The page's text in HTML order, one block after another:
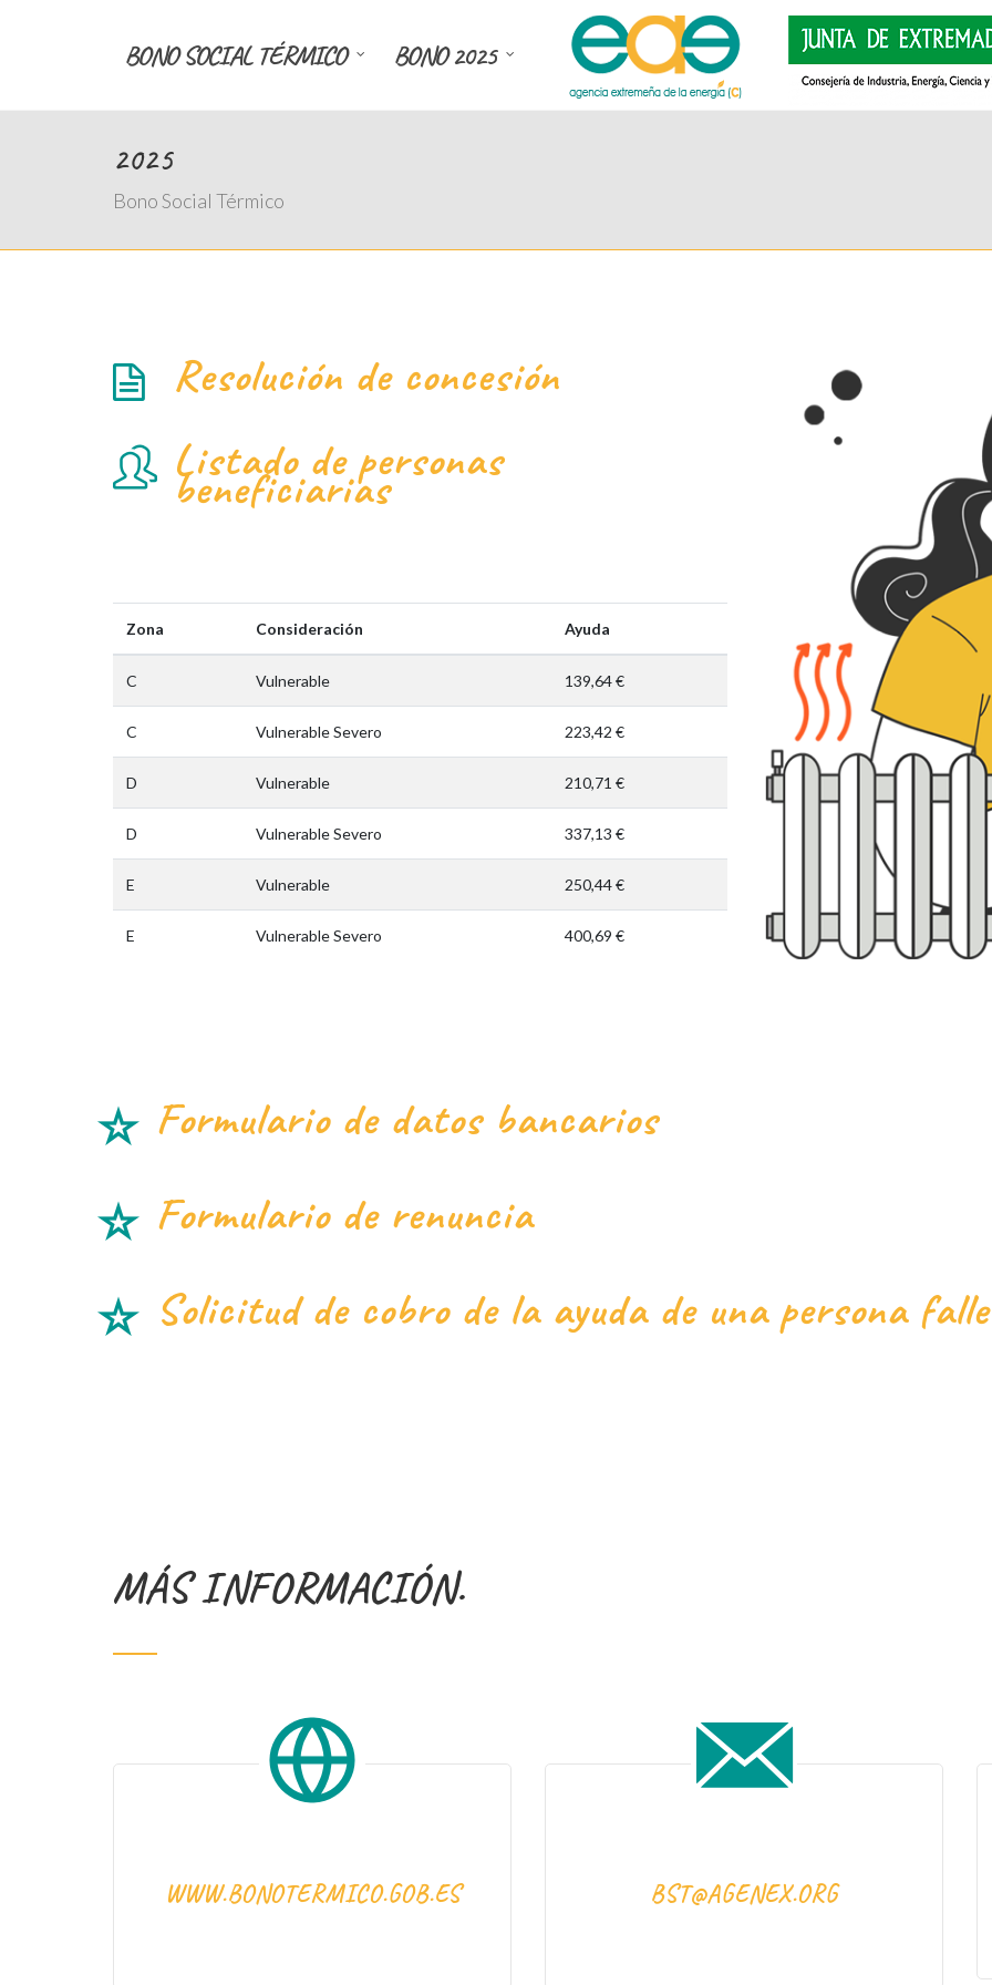
BONO SOCIAL TÉRMICO BONO 2025
2025
Bono Social Térmico
Resolución de concesión
Listado de personas
beneficiarias
Zona Consideración Ayuda
C Vulnerable 139,64 €
C Vulnerable Severo 223,42 €
D Vulnerable 210,71 €
D Vulnerable Severo 337,13 €
E Vulnerable 250,44 €
E Vulnerable Severo 400,69 €
Formulario de datos bancarios
Formulario de renuncia
Solicitud de cobro de la ayuda de una persona
MÁS INFORMACIÓN.
WWW.BONOTERMICO.GOB.ES BST@AGENEX.ORG